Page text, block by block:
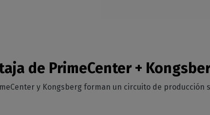
de PrimeCenter +
y Kongsberg forman un circuito de producción